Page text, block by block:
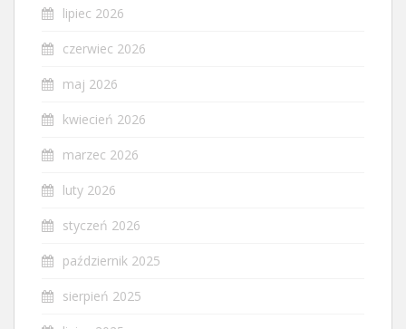
lipiec 2026
czerwiec 2026
maj 2026
kwiecień 2026
marzec 2026
luty 2026
styczeń 2026
październik 2025
sierpień 2025